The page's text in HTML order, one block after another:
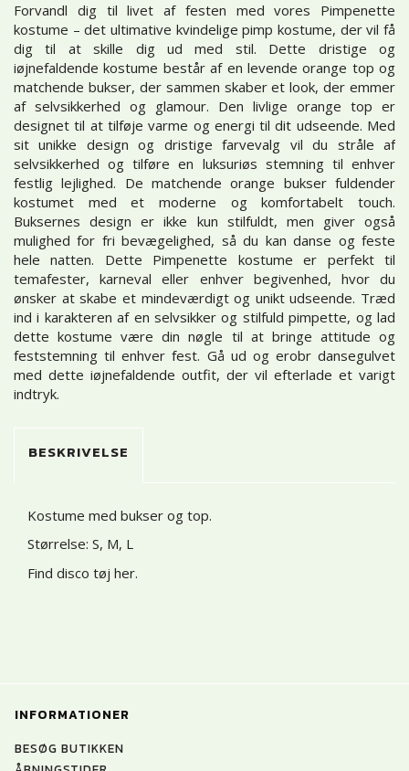
Forvandl dig til livet af festen med vores Pimpenette
kostume – det ultimative kvindelige pimp kostume, der vil få
dig til at skille dig ud med stil. Dette dristige og
iøjnefaldende kostume består af en levende orange top og
matchende bukser, der sammen skaber et look, der emmer
af selvsikkerhed og glamour. Den livlige orange top er
designet til at tilføje varme og energi til dit udseende. Med
sit unikke design og dristige farvevalg vil du stråle af
selvsikkerhed og tilføre en luksuriøs stemning til enhver
festlig lejlighed. De matchende orange bukser fuldender
kostumet med et moderne og komfortabelt touch.
Buksernes design er ikke kun stilfuldt, men giver også
mulighed for fri bevægelighed, så du kan danse og feste
hele natten. Dette Pimpenette kostume er perfekt til
temafester, karneval eller enhver begivenhed, hvor du
ønsker at skabe et mindeværdigt og unikt udseende. Træd
ind i karakteren af en selvsikker og stilfuld pimpette, og lad
dette kostume være din nøgle til at bringe attitude og
feststemning til enhver fest. Gå ud og erobr dansegulvet
med dette iøjnefaldende outfit, der vil efterlade et varigt
indtryk.
BESKRIVELSE
Kostume med bukser og top.
Størrelse: S, M, L
Find disco tøj her.
INFORMATIONER
BESØG BUTIKKEN